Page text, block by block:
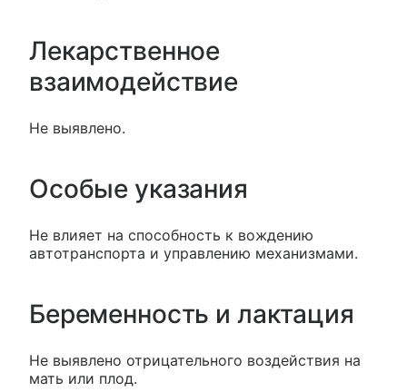
Лекарственное
взаимодействие
Не выявлено.
Особые указания
Не влияет на способность к вождению
автотранспорта и управлению механизмами.
Беременность и лактация
Не выявлено отрицательного воздействия на
мать или плод.